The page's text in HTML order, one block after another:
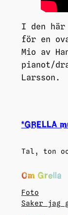
I den här
för en
Mio av
pianot/
Larsson.
*GRELLA
Tal, ton
Om Grella
Foto
Saker jag